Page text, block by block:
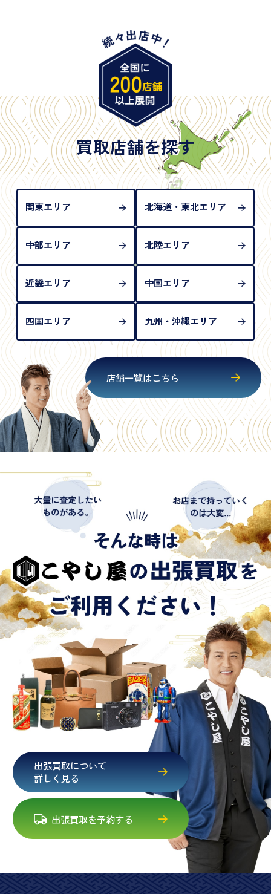
・旧パスポート
※原則として「公的機関が発行し、氏名、住所、生
年月日が記載されているもの
※日本国政府発行のもの
※2020年2月4日以降に申請された新型パスポートに
は「所持人記入欄（住所記載欄）」が存在しないた
め、単体では古物営業法上の本人確認書類として認
められない（住所確認ができないため）。補助書類
が必要となります
買取店舗を探す
関東エリア 北海道・東北エリア
中部エリア 北陸エリア
近畿エリア 中国エリア
四国エリア 九州・沖縄エリア
店舗一覧はこちら
出張買取について
詳しく見る
出張買取を予約する